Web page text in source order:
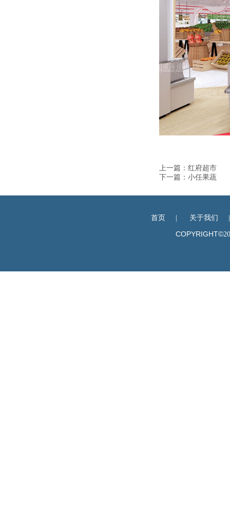
上一篇： 红府超市
下一篇： 小任果蔬
首页 关于我们
COPYRIGHT©